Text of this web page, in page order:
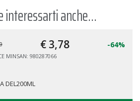
interessarti anche...
€ 3,78 -64%
MINSAN: 980287066
DEL200ML